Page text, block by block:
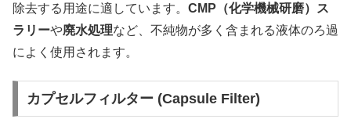
除去する用途に適しています。 CMP（化学機械研磨）ス
ラリーや廃水処理など、不純物が多く含まれる液体のろ過
によく使用されます。
カプセルフィルター (Capsule Filter)